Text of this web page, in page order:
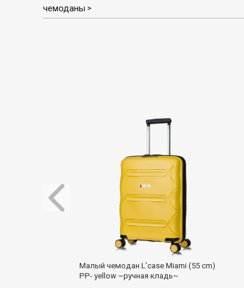
чемоданы >
Малый чемодан L’case Miami (55 cm)
PP- yellow ~ручная кладь~